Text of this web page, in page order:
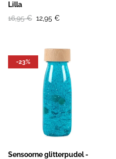
Lilla
16,95 € 12,95 €
-23%
Sensoorne glitterpudel -